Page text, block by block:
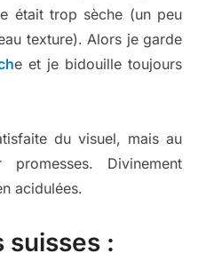
était trop sèche (un peu
texture). Alors je garde
e et je bidouille toujours
du visuel, mais au
Divinement
acidulées.
suisses :